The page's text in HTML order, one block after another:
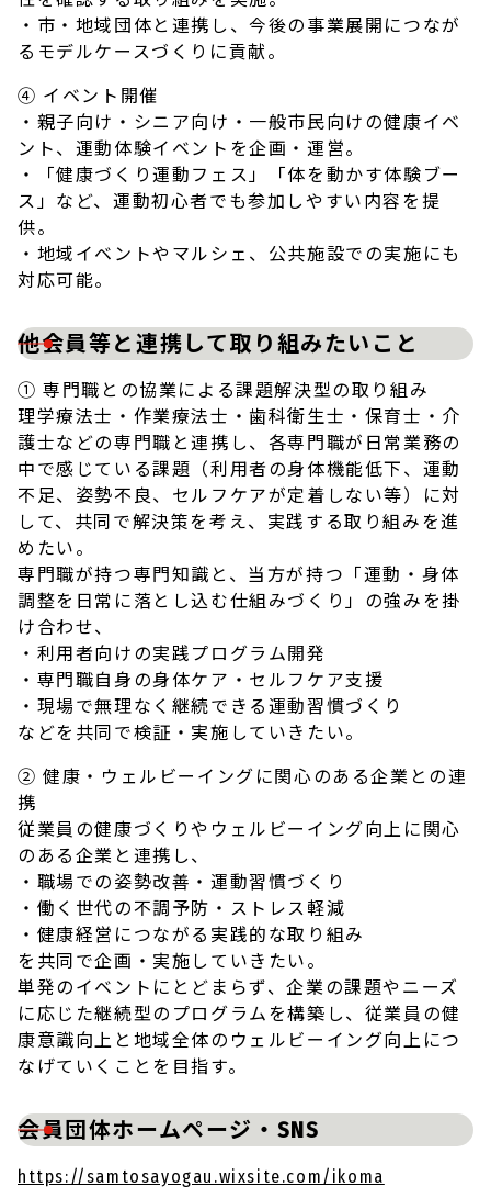
・市・地域団体と連携し、今後の事業展開につなが
るモデルケースづくりに貢献。
④ イベント開催
・親子向け・シニア向け・一般市民向けの健康イベ
ント、運動体験イベントを企画・運営。
・「健康づくり運動フェス」「体を動かす体験ブー
ス」など、運動初心者でも参加しやすい内容を提
供。
・地域イベントやマルシェ、公共施設での実施にも
対応可能。
他会員等と連携して取り組みたいこと
① 専門職との協業による課題解決型の取り組み
理学療法士・作業療法士・歯科衛生士・保育士・介
護士などの専門職と連携し、各専門職が日常業務の
中で感じている課題（利用者の身体機能低下、運動
不足、姿勢不良、セルフケアが定着しない等）に対
して、共同で解決策を考え、実践する取り組みを進
めたい。
専門職が持つ専門知識と、当方が持つ「運動・身体
調整を日常に落とし込む仕組みづくり」の強みを掛
け合わせ、
・利用者向けの実践プログラム開発
・専門職自身の身体ケア・セルフケア支援
・現場で無理なく継続できる運動習慣づくり
などを共同で検証・実施していきたい。
② 健康・ウェルビーイングに関心のある企業との連
携
従業員の健康づくりやウェルビーイング向上に関心
のある企業と連携し、
・職場での姿勢改善・運動習慣づくり
・働く世代の不調予防・ストレス軽減
・健康経営につながる実践的な取り組み
を共同で企画・実施していきたい。
単発のイベントにとどまらず、企業の課題やニーズ
に応じた継続型のプログラムを構築し、従業員の健
康意識向上と地域全体のウェルビーイング向上につ
なげていくことを目指す。
会員団体ホームページ・SNS
https://samtosayogau.wixsite.com/ikoma